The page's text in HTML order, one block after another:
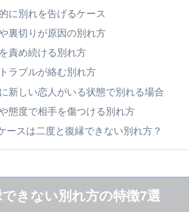
に別れを告げるケース
裏切りが原因の別れ方
責め続ける別れ方
ラブルが絡む別れ方
新しい恋人がいる状態で別れる場合
態度で相手を傷つける別れ方
ースは二度と復縁できない別れ方？
クポイント1：別れ方の振り返り
クポイント3：自分の改善点を明確にする
きない別れ方の特徴7選